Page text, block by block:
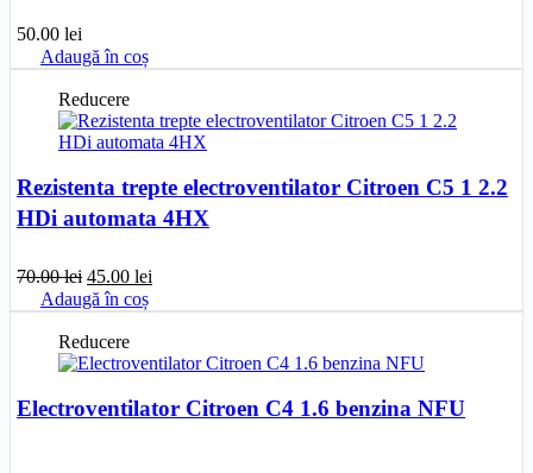
50.00 lei
Adaugă în coș
Reducere
Rezistenta trepte electroventilator Citroen C5 1 2.2
HDi automata 4HX
70.00lei Prețul
inițial
a
fost:
70.00 lei.
45.00 lei
este:
Adaugă în coș
Reducere
Electroventilator Citroen C4 1.6 benzina NFU